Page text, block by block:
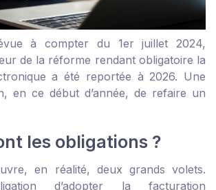
à compter du 1er juillet 2024,
de la réforme rendant obligatoire la
a été reportée à 2026. Une
en ce début d’année, de refaire un
les obligations ?
en réalité, deux grands volets.
d’adopter la facturation